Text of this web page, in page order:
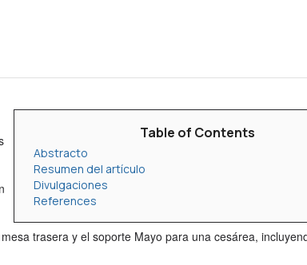
Table of Contents
Abstracto
Resumen del artículo
Divulgaciones
References
trasera y el soporte Mayo para una cesárea,